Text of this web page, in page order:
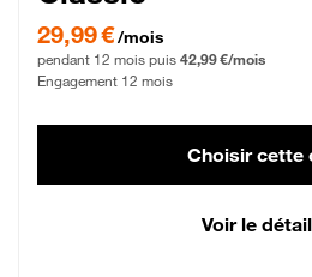
29,99 € par mois pendant 12 mois puis
29,99 €/mois
pendant 12 mois puis 42,99 €/mois
Engagement 12 mois
Choisir cette
Voir le détail